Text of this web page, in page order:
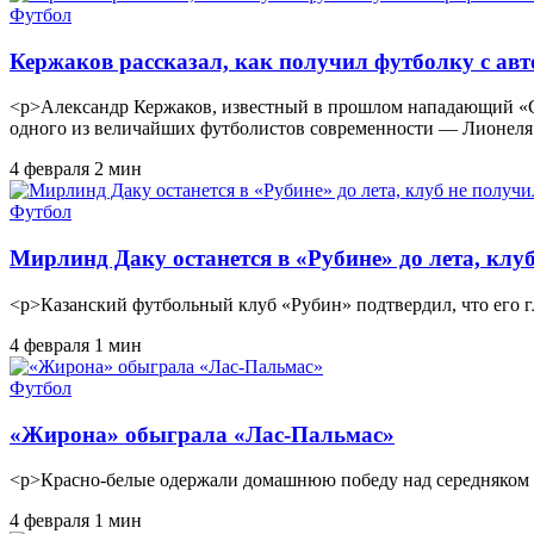
Футбол
Кержаков рассказал, как получил футболку с
<p>Александр Кержаков, известный в прошлом нападающий
одного из величайших футболистов современности —
4 февраля 2 мин
Футбол
Мирлинд Даку останется в «Рубине» до лета,
<p>Казанский футбольный клуб «Рубин» подтвердил, что
4 февраля 1 мин
Футбол
«Жирона» обыграла «Лас-Пальмас»
<p>Красно-белые одержали домашнюю победу над
4 февраля 1 мин